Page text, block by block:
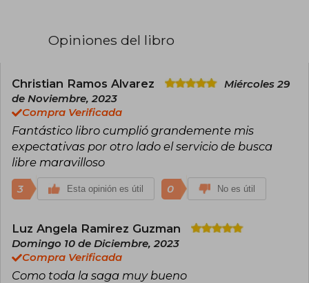
desde su publicación.
Opiniones del libro
Christian Ramos Alvarez
Miércoles 29
de Noviembre, 2023
Compra Verificada
Fantástico libro cumplió grandemente mis
expectativas por otro lado el servicio de busca
libre maravilloso
3 Esta opinión es útil 0 No es útil
Luz Angela Ramirez Guzman
Domingo 10 de Diciembre, 2023
Compra Verificada
Como toda la saga muy bueno